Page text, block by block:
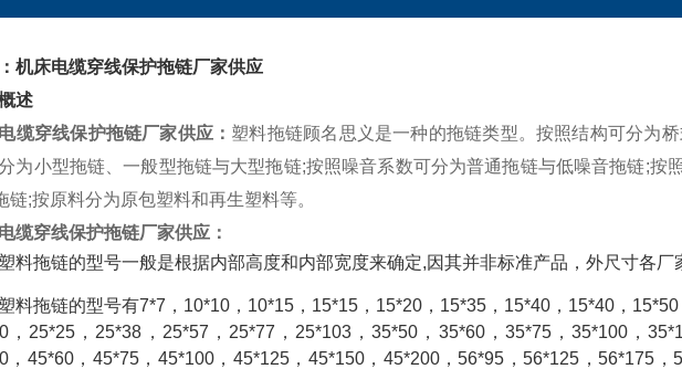
机床电缆穿线保护拖链厂家供应
述
缆穿线保护拖链厂家供应 ： 塑料拖链顾名思义是一种的拖链类型。按照结构可分为
为小型拖链、一般型拖链与大型拖链;按照噪音系数可分为普通拖链与低噪音拖链;按
链;按原料分为原包塑料和再生塑料等。
缆穿线保护拖链厂家供应 ：
料拖链的型号一般是根据内部高度和内部宽度来确定,因其并非标准产品，外尺寸各厂
料拖链的型号有7*7，10*10，10*15，15*15，15*20，15*35，15*40，15*40，
，25*25，25*38，25*57，25*77，25*103，35*50，35*60，35*75，35*100，
，45*60，45*75，45*100，45*125，45*150，45*200，56*95，56*125，56*175，